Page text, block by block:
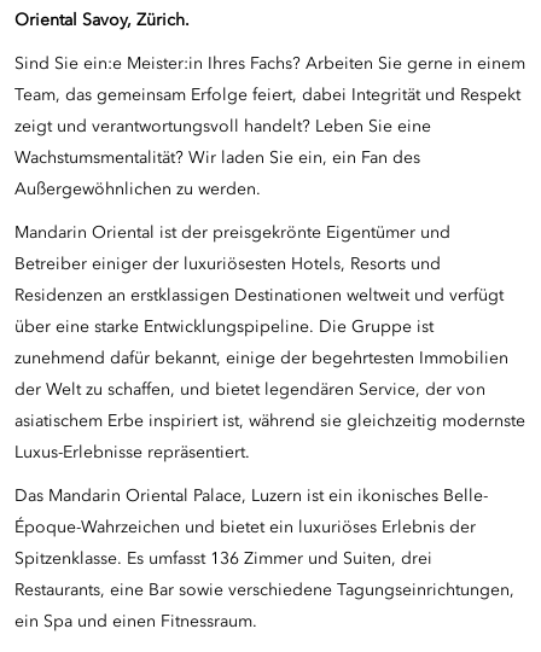
Oriental Savoy, Zürich.
Sind Sie ein:e Meister:in Ihres Fachs? Arbeiten Sie gerne in einem
Team, das gemeinsam Erfolge feiert, dabei Integrität und Respekt
zeigt und verantwortungsvoll handelt? Leben Sie eine
Wachstumsmentalität? Wir laden Sie ein, ein Fan des
Außergewöhnlichen zu werden.
Mandarin Oriental ist der preisgekrönte Eigentümer und
Betreiber einiger der luxuriösesten Hotels, Resorts und
Residenzen an erstklassigen Destinationen weltweit und verfügt
über eine starke Entwicklungspipeline. Die Gruppe ist
zunehmend dafür bekannt, einige der begehrtesten Immobilien
der Welt zu schaffen, und bietet legendären Service, der von
asiatischem Erbe inspiriert ist, während sie gleichzeitig modernste
Luxus-Erlebnisse repräsentiert.
Das Mandarin Oriental Palace, Luzern ist ein ikonisches Belle-
Époque-Wahrzeichen und bietet ein luxuriöses Erlebnis der
Spitzenklasse. Es umfasst 136 Zimmer und Suiten, drei
Restaurants, eine Bar sowie verschiedene Tagungseinrichtungen,
ein Spa und einen Fitnessraum.